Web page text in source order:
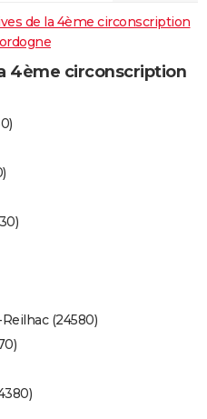
de la 4ème circonscription
4ème circonscription
(24580)